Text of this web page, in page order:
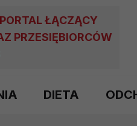
ŁĄCZĄCY
PRZESIĘBIORCÓW
DIETA